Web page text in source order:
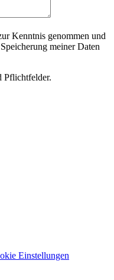
Kenntnis genommen und
meiner Daten
Pflichtfelder.
Einstellungen